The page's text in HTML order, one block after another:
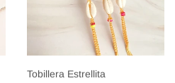
Tobillera Estrellita